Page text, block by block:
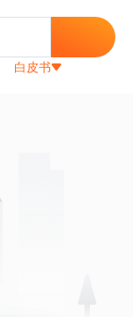
白皮书